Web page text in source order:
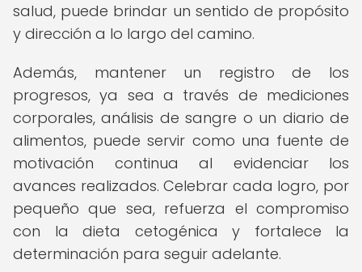
salud, puede brindar un sentido de propósito
y dirección a lo largo del camino.
Además, mantener un registro de los
progresos, ya sea a través de mediciones
corporales, análisis de sangre o un diario de
alimentos, puede servir como una fuente de
motivación continua al evidenciar los
avances realizados. Celebrar cada logro, por
pequeño que sea, refuerza el compromiso
con la dieta cetogénica y fortalece la
determinación para seguir adelante.